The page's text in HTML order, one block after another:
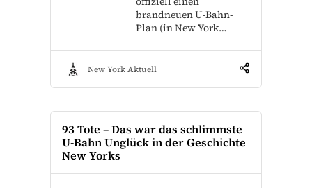
brandneuen U-Bahn-
Plan (in New York…
New York Aktuell
93 Tote – Das war das schlimmste
U-Bahn Unglück in der Geschichte
New Yorks